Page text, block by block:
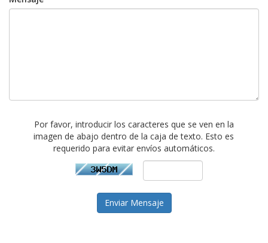
Por favor, introducir los caracteres que se ven en la
imagen de abajo dentro de la caja de texto. Esto es
requerido para evitar envíos automáticos.
Enviar Mensaje